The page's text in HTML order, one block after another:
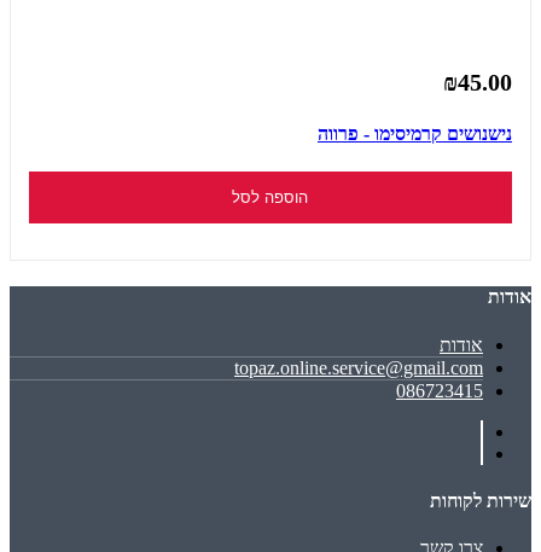
₪45.00
נישנושים קרמיסימו - פרווה
הוספה לסל
אודות
אודות
topaz.online.service@gmail.com
086723415
שירות לקוחות